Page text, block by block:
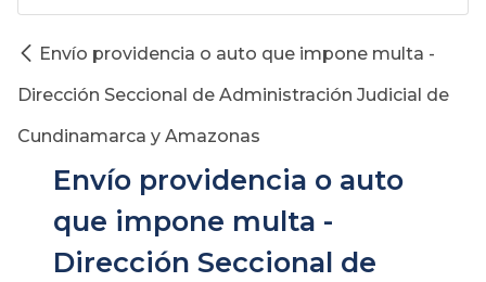
Envío providencia o auto que impone multa -
Dirección Seccional de Administración Judicial de
Cundinamarca y Amazonas
Envío providencia o auto
que impone multa -
Dirección Seccional de